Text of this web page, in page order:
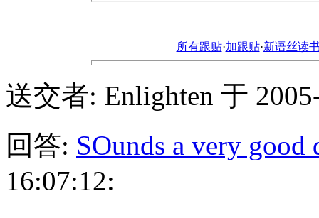
所有跟贴·加跟贴·新语丝读
送交者: Enlighten 于
回答: SOunds a very good
16:07:12: